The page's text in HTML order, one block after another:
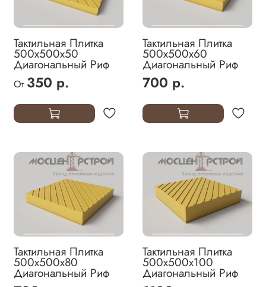
Тактильная Плитка
500х500х50
Диагональный Риф
От 350 р.
Тактильная Плитка
500х500х60
Диагональный Риф
700 р.
Тактильная Плитка
500х500х80
Диагональный Риф
Тактильная Плитка
500х500х100
Диагональный Риф